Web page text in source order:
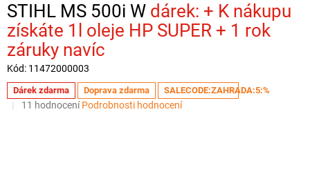
STIHL MS 500i W
+ K nákupu
získáte 1l oleje HP SUPER + 1 rok
záruky navíc
Kód: 11472000003
Dárek zdarma Doprava zdarma SALECODE:ZAHRADA:5:%
Průměrné
11 hodnocení Podrobnosti hodnocení